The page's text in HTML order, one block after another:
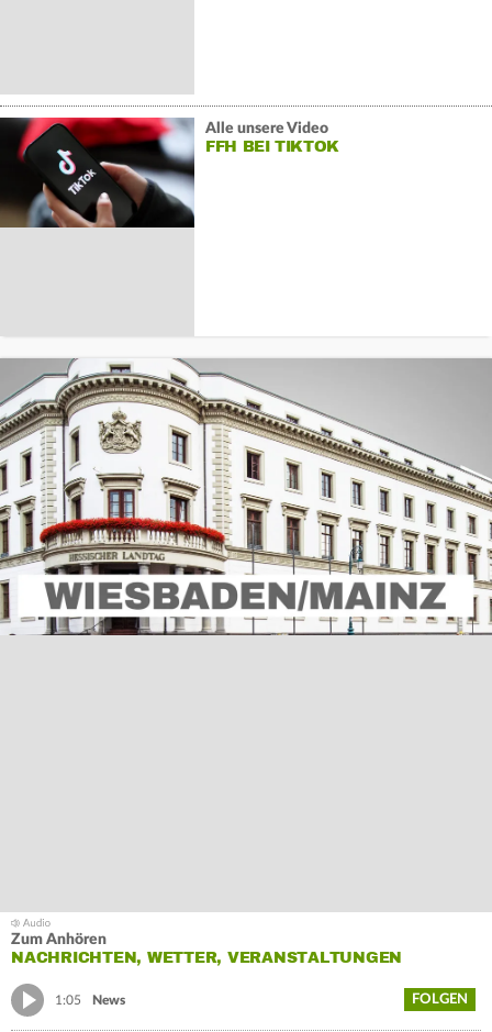
Alle unsere Video
FFH BEI TIKTOK
Zum Anhören
NACHRICHTEN, WETTER, VERANSTALTUNGEN
1:05 News FOLGEN